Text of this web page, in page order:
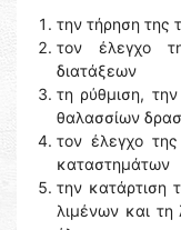
την τήρηση της
τον έλεγχο
διατάξεων
τη ρύθμιση,
θαλασσίων
τον έλεγχο
καταστημάτων
την κατάρτιση
λιμένων και